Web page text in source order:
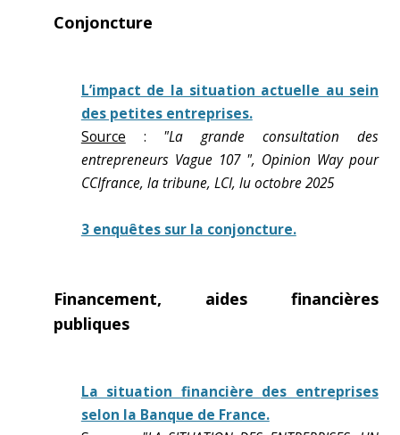
Conjoncture
L’impact de la situation actuelle au sein
des petites entreprises.
Source : "La grande consultation des
entrepreneurs Vague 107 ", Opinion Way pour
CCIfrance, la tribune, LCI, lu octobre 2025
3 enquêtes sur la conjoncture.
Financement, aides financières
publiques
La situation financière des entreprises
selon la Banque de France.